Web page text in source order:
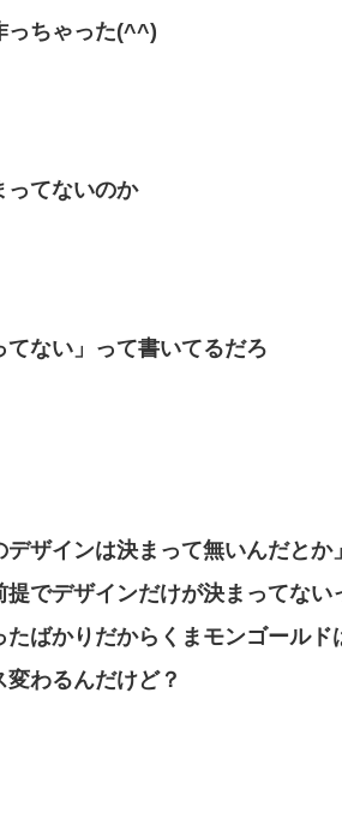
っちゃった(^^)
ってないのか
てない」って書いてるだろ
デザインは決まって無いんだとか」
提でデザインだけが決まってない
たばかりだからくまモンゴールド
変わるんだけど？